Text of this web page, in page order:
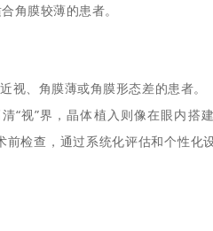
角膜较薄的患者。
视、角膜薄或角膜形态差的患者。
“视”界，晶体植入则像在眼内搭
检查，通过系统化评估和个性化